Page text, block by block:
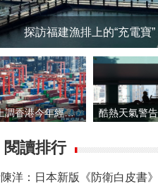
探訪福建漁排上的“充電寶”
滙豐上調香港今年經濟增長預測至4.5%
閱讀排行